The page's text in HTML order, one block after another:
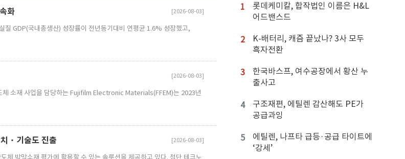
화 [2026-08-03]
질 GDP(국내총생산) 성장률이 전년동기대비 연평균 1.6% 성장했고,
[2026-08-03]
소재 사업을 담당하는 Fujifilm Electronic Materials(FFEM)는 2023년
‧기술도 진출 [2026-08-03]
박막소재 평가에 활용할 수 있는 솔루션을 제공하고 있다. 첨단 테크노
1
롯데케미칼, 합작법인 이름은 H&L
어드밴스드
2
K-배터리, 캐즘 끝났나? 3사 모두
흑자전환
3
한국바스프, 여수공장에서 황산 누
출사고
4
구조재편, 에틸렌 감산해도 PE가
공급과잉
5
에틸렌, 나프타 급등·공급 타이트에
‘강세’